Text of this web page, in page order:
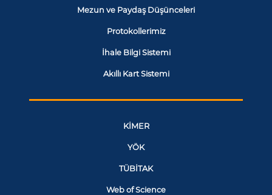
Mezun ve Paydaş Düşünceleri
Protokollerimiz
İhale Bilgi Sistemi
Akıllı Kart Sistemi
KİMER
YÖK
TÜBİTAK
Web of Science